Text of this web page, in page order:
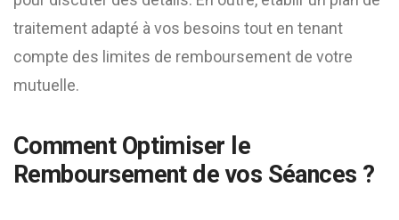
traitement adapté à vos besoins tout en tenant
compte des limites de remboursement de votre
mutuelle.
Comment Optimiser le
Remboursement de vos Séances ?